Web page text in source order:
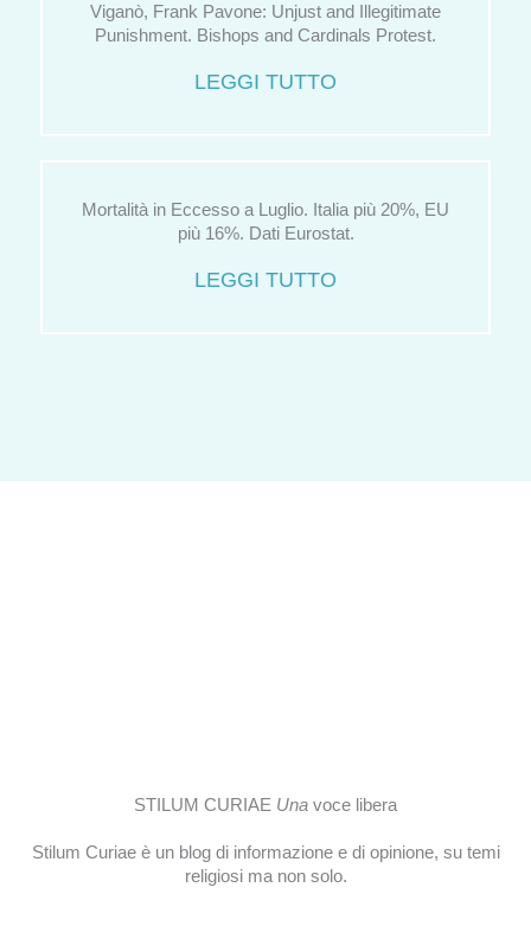
Viganò, Frank Pavone: Unjust and Illegitimate
Punishment. Bishops and Cardinals Protest.
LEGGI TUTTO
Mortalità in Eccesso a Luglio. Italia più 20%, EU
più 16%. Dati Eurostat.
LEGGI TUTTO
STILUM CURIAE Una voce libera
Stilum Curiae è un blog di informazione e di opinione, su temi
religiosi ma non solo.